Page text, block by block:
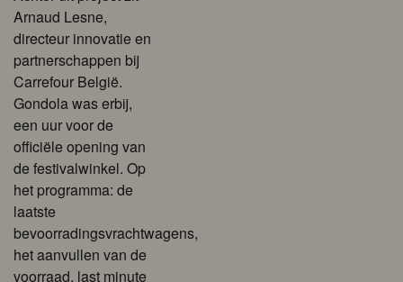
Arnaud Lesne,
directeur innovatie en
partnerschappen bij
Carrefour België.
Gondola was erbij,
een uur voor de
officiële opening van
de festivalwinkel. Op
het programma: de
laatste
bevoorradingsvrachtwagens,
het aanvullen van de
voorraad, last minute